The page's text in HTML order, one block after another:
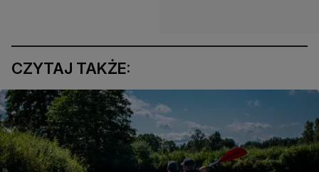
CZYTAJ TAKŻE: